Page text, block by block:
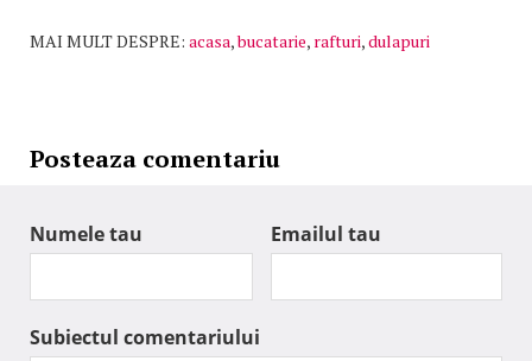
MAI MULT DESPRE: acasa,bucatarie, rafturi,dulapuri
Posteaza comentariu
Numele tau Emailul tau
Subiectul comentariului